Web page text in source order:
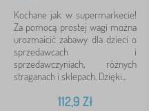
Kochane jak w supermarkecie!
Za pomocą prostej wagi można
urozmaicić zabawy dla dzieci o
sprzedawcach i
sprzedawczyniach, różnych
straganach i sklepach. Dzięki...
112,9 Zł